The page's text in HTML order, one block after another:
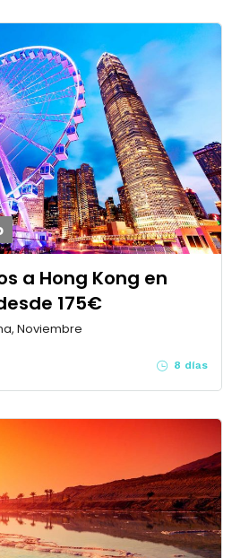
a Hong Kong en
175€
Noviembre
8 días